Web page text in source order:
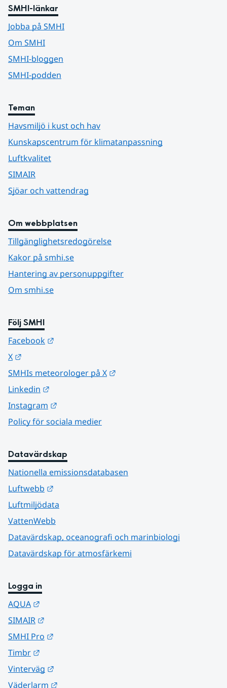
SMHI-länkar
Jobba på SMHI
Om SMHI
SMHI-bloggen
SMHI-podden
Teman
Havsmiljö i kust och hav
Kunskapscentrum för klimatanpassning
Luftkvalitet
SIMAIR
Sjöar och vattendrag
Om webbplatsen
Tillgänglighetsredogörelse
Kakor på smhi.se
Hantering av personuppgifter
Om smhi.se
Följ SMHI
Facebook
X
SMHIs meteorologer på X
Linkedin
Instagram
Policy för sociala medier
Datavärdskap
Nationella emissionsdatabasen
Luftwebb
Luftmiljödata
VattenWebb
Datavärdskap, oceanografi och marinbiologi
Datavärdskap för atmosfärkemi
Logga in
AQUA
SIMAIR
SMHI Pro
Timbr
Vinterväg
Väderlarm